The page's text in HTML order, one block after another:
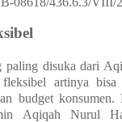
paling disuka dari
artinya bisa
budget konsumen.
Aqiqah Nurul